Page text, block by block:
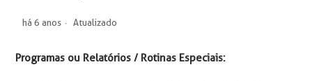
há 6 anos Atualizado
Programas ou Relatórios / Rotinas Especiais: